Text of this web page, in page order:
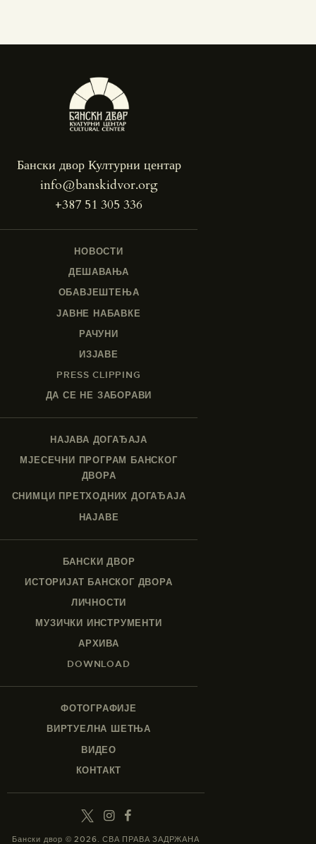
Бански двор Културни центар
info@banskidvor.org
+387 51 305 336
НОВОСТИ
ДЕШАВАЊА
ОБАВЈЕШТЕЊА
ЈАВНЕ НАБАВКЕ
РАЧУНИ
ИЗЈАВЕ
PRESS CLIPPING
ДА СЕ НЕ ЗАБОРАВИ
НАЈАВА ДОГАЂАЈА
МЈЕСЕЧНИ ПРОГРАМ БАНСКОГ
ДВОРА
СНИМЦИ ПРЕТХОДНИХ ДОГАЂАЈА
НАЈАВЕ
БАНСКИ ДВОР
ИСТОРИЈАТ БАНСКОГ ДВОРА
ЛИЧНОСТИ
МУЗИЧКИ ИНСТРУМЕНТИ
АРХИВА
DOWNLOAD
ФОТОГРАФИЈЕ
ВИРТУЕЛНА ШЕТЊА
ВИДЕО
КОНТАКТ
Бански двор © 2026. СВА ПРАВА ЗАДРЖАНА